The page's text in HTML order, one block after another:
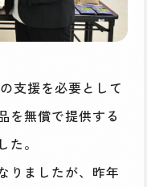
支援を必要として
を無償で提供する
。
りましたが、昨年